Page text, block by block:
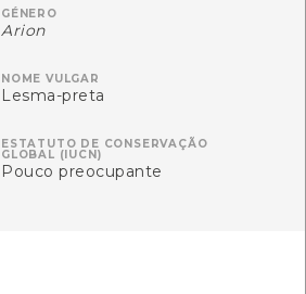
GÉNERO
Arion
NOME VULGAR
Lesma-preta
ESTATUTO DE CONSERVAÇÃO
GLOBAL (IUCN)
Pouco preocupante